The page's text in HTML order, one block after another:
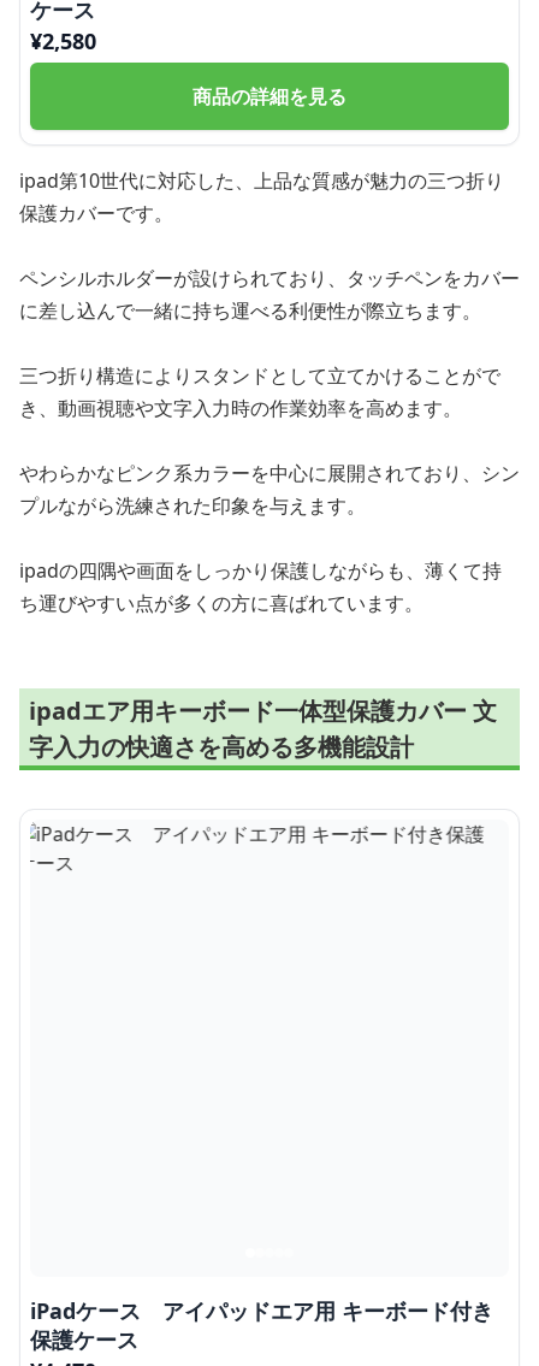
ケース
¥2,580
商品の詳細を見る
ipad第10世代に対応した、上品な質感が魅力の三つ折り
保護カバーです。
ペンシルホルダーが設けられており、タッチペンをカバー
に差し込んで一緒に持ち運べる利便性が際立ちます。
三つ折り構造によりスタンドとして立てかけることがで
き、動画視聴や文字入力時の作業効率を高めます。
やわらかなピンク系カラーを中心に展開されており、シン
プルながら洗練された印象を与えます。
ipadの四隅や画面をしっかり保護しながらも、薄くて持
ち運びやすい点が多くの方に喜ばれています。
ipadエア用キーボード一体型保護カバー 文
字入力の快適さを高める多機能設計
iPadケース アイパッドエア用 キーボード付き
保護ケース